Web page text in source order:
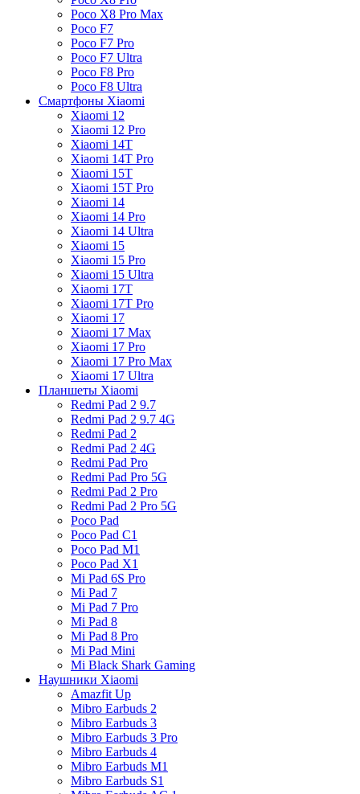
Poco X8 Pro Max
Poco F7
Poco F7 Pro
Poco F7 Ultra
Poco F8 Pro
Poco F8 Ultra
Смартфоны Xiaomi
Xiaomi 12
Xiaomi 12 Pro
Xiaomi 14T
Xiaomi 14T Pro
Xiaomi 15T
Xiaomi 15T Pro
Xiaomi 14
Xiaomi 14 Pro
Xiaomi 14 Ultra
Xiaomi 15
Xiaomi 15 Pro
Xiaomi 15 Ultra
Xiaomi 17T
Xiaomi 17T Pro
Xiaomi 17
Xiaomi 17 Max
Xiaomi 17 Pro
Xiaomi 17 Pro Max
Xiaomi 17 Ultra
Планшеты Xiaomi
Redmi Pad 2 9.7
Redmi Pad 2 9.7 4G
Redmi Pad 2
Redmi Pad 2 4G
Redmi Pad Pro
Redmi Pad Pro 5G
Redmi Pad 2 Pro
Redmi Pad 2 Pro 5G
Poco Pad
Poco Pad C1
Poco Pad M1
Poco Pad X1
Mi Pad 6S Pro
Mi Pad 7
Mi Pad 7 Pro
Mi Pad 8
Mi Pad 8 Pro
Mi Pad Mini
Mi Black Shark Gaming
Наушники Xiaomi
Amazfit Up
Mibro Earbuds 2
Mibro Earbuds 3
Mibro Earbuds 3 Pro
Mibro Earbuds 4
Mibro Earbuds M1
Mibro Earbuds S1